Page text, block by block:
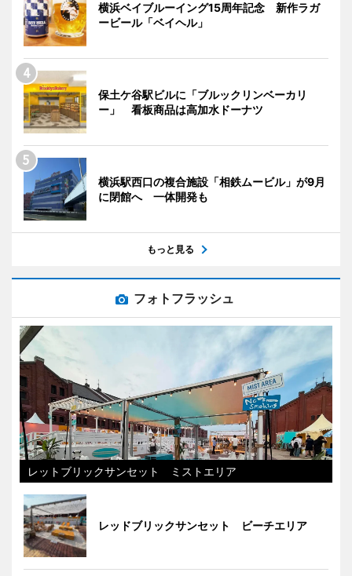
横浜ベイブルーイング15周年記念 新作ラガ
ービール「ベイヘル」
保土ケ谷駅ビルに「ブルックリンベーカリ
ー」 看板商品は高加水ドーナツ
横浜駅西口の複合施設「相鉄ムービル」が9月
に閉館へ 一体開発も
もっと見る
フォトフラッシュ
レットブリックサンセット ミストエリア
レッドブリックサンセット ビーチエリア